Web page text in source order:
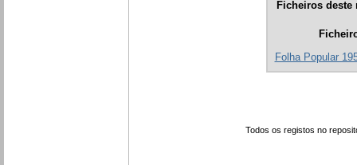
Ficheiros deste
Folha Popular
Todos os registos no